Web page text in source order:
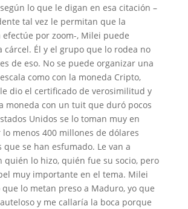
lo que le digan en esa citación –
tal vez le permitan que la
por zoom-, Milei puede
cárcel. Él y el grupo que lo rodea no
de eso. No se puede organizar una
como con la moneda Cripto,
dio el certificado de verosimilitud y
moneda con un tuit que duró pocos
Unidos se lo toman muy en
lo menos 400 millones de dólares
que se han esfumado. Le van a
quién lo hizo, quién fue su socio, pero
muy importante en el tema. Milei
lo metan preso a Maduro, yo que
y me callaría la boca porque